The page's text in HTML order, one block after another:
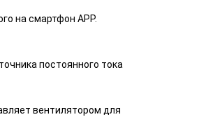
на смартфон APP.
постоянного тока
вентилятором для